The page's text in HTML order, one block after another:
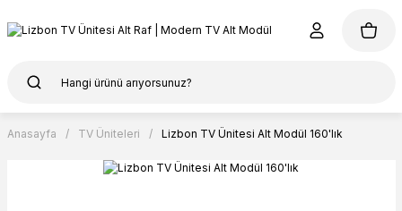
Anasayfa TV Üniteleri Lizbon TV Ünitesi Alt Modül 160'lık